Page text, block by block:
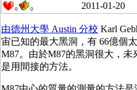
0 0 2011-01-20
由德州大學 Austin 分校 Karl
宙已知的最大黑洞，有 66億個
M87。由於M87的黑洞很大，
是用間接的方法。